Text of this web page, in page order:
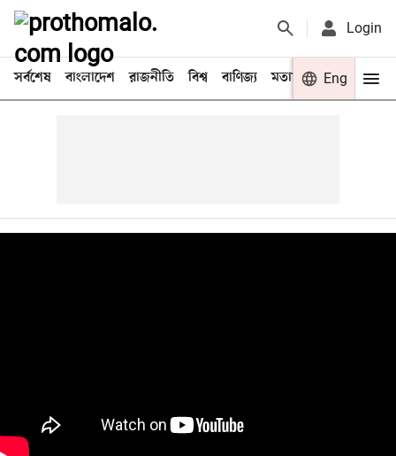
Login
সর্বশেষ বাংলাদেশ রাজনীতি বিশ্ব বাণিজ্য মতামত খেলা
Eng